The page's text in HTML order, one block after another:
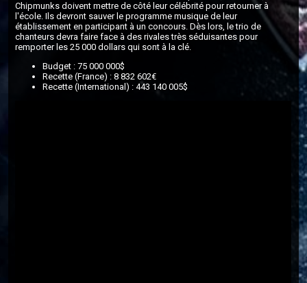
Chipmunks doivent mettre de côté leur célébrité pour retourner à
l'école. Ils devront sauver le programme musique de leur
établissement en participant à un concours. Dès lors, le trio de
chanteurs devra faire face à des rivales très séduisantes pour
remporter les 25 000 dollars qui sont à la clé.
Budget : 75 000 000$
Recette (France) : 8 832 602€
Recette (International) : 443 140 005$